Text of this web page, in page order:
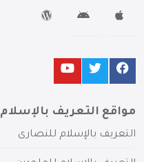
مواقع التعريف بالإسلام
التعريف بالإسلام للنصارى